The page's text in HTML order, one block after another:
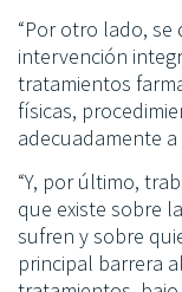
“Por otro lado,
intervención
tratamientos
físicas,
adecuadamente a
“Y, por último,
que existe sobre
sufren y sobre
principal barrera